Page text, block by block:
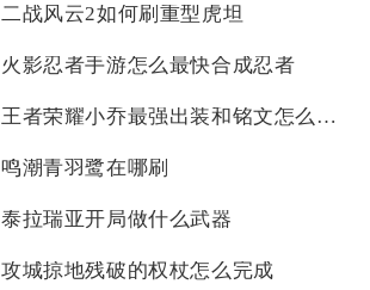
二战风云2如何刷重型虎坦
火影忍者手游怎么最快合成忍者
王者荣耀小乔最强出装和铭文怎么搭配
鸣潮青羽鹭在哪刷
泰拉瑞亚开局做什么武器
攻城掠地残破的权杖怎么完成